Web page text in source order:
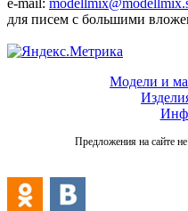
e-mail:
для писем с большими
Модели и
Предложения на сайте